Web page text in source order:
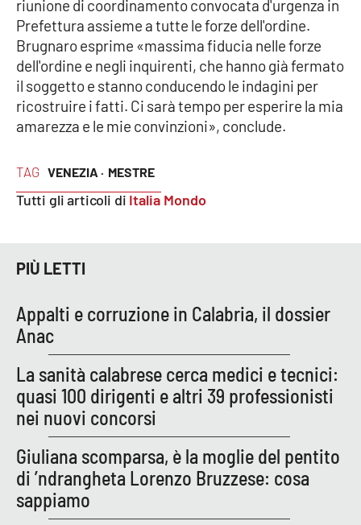
Imprese Di Calabria
Le perfidie di Antonella Grippo
Venti di comunicazione
LaC TV
LaC OnAir
EDIZIONI
LOCALI
Catanzaro
Crotone
Vibo Valentia
Reggio Calabria
TAG VENEZIA · MESTRE
Tutti gli articoli di Italia Mondo
riunione di coordinamento convocata d'urgenza in
Prefettura assieme a tutte le forze dell'ordine.
Brugnaro esprime «massima fiducia nelle forze
dell'ordine e negli inquirenti, che hanno già fermato
il soggetto e stanno conducendo le indagini per
ricostruire i fatti. Ci sarà tempo per esperire la mia
amarezza e le mie convinzioni», conclude.
PIÙ LETTI
Appalti e corruzione in Calabria, il dossier
Anac
La sanità calabrese cerca medici e tecnici:
quasi 100 dirigenti e altri 39 professionisti
nei nuovi concorsi
Giuliana scomparsa, è la moglie del pentito
di ’ndrangheta Lorenzo Bruzzese: cosa
sappiamo